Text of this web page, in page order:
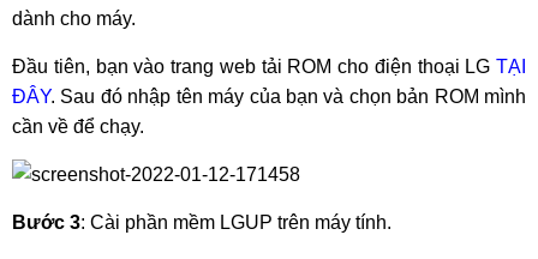
dành cho máy.
Đầu tiên, bạn vào trang web tải ROM cho điện thoại LG TẠI
ĐÂY. Sau đó nhập tên máy của bạn và chọn bản ROM mình
cần về để chạy.
Bước 3: Cài phần mềm LGUP trên máy tính.